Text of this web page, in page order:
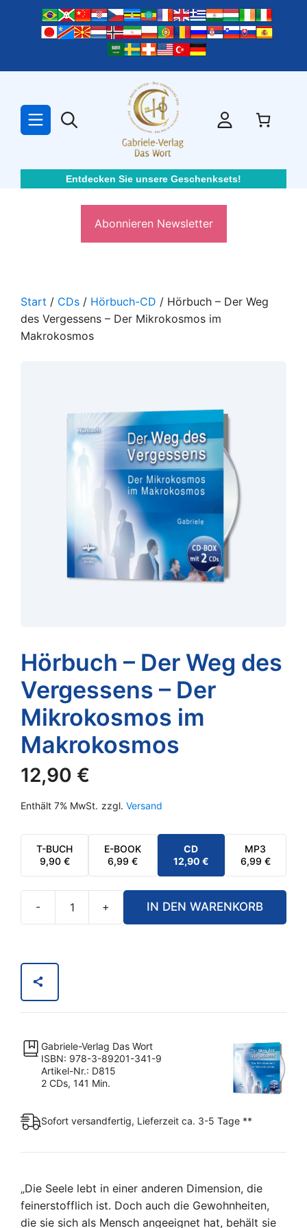
springen
Entdecken Sie unsere Geschenksets!
Abonnieren Newsletter
Start / CDs / Hörbuch-CD / Hörbuch – Der Weg
des Vergessens – Der Mikrokosmos im
Makrokosmos
Hörbuch – Der Weg des
Vergessens – Der
Mikrokosmos im
Makrokosmos
12,90 €
Enthält 7% MwSt. zzgl. Versand
T-BUCH
9,90 €
E-BOOK
6,99€
CD
12,90 €
MP3
6,99 €
-
Hörbuch
-
Mikrokosmos
+ IN DEN WARENKORB
Gabriele-Verlag Das Wort
ISBN: 978-3-89201-341-9
Artikel-Nr.: D815
2 CDs, 141 Min.
Sofort versandfertig, Lieferzeit ca. 3-5 Tage **
„Die Seele lebt in einer anderen Dimension, die
feinerstofflich ist. Doch auch die Gewohnheiten,
die sie sich als Mensch angeeignet hat, behält sie